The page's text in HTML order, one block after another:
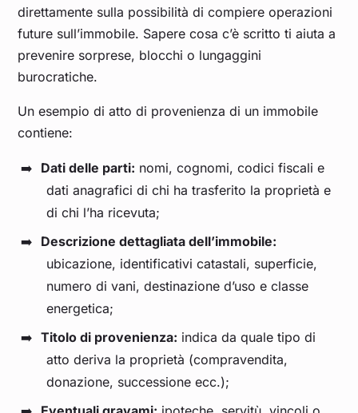
direttamente sulla possibilità di compiere operazioni
future sull’immobile. Sapere cosa c’è scritto ti aiuta a
prevenire sorprese, blocchi o lungaggini
burocratiche.
Un esempio di atto di provenienza di un immobile
contiene:
Dati delle parti: nomi, cognomi, codici fiscali e
dati anagrafici di chi ha trasferito la proprietà e
di chi l’ha ricevuta;
Descrizione dettagliata dell’immobile:
ubicazione, identificativi catastali, superficie,
numero di vani, destinazione d’uso e classe
energetica;
Titolo di provenienza: indica da quale tipo di
atto deriva la proprietà (compravendita,
donazione, successione ecc.);